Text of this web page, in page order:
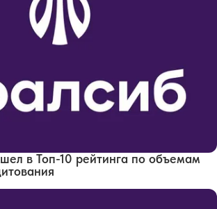
в Топ-10 рейтинга по объемам